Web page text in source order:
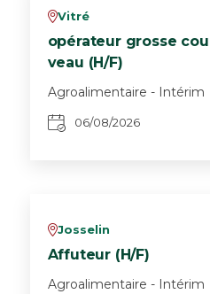
vVitré
opérateur grosse
veau (H/F)
Agroalimentaire - Intérim
06/08/2026
vJosselin
Affuteur (H/F)
Agroalimentaire - Intérim